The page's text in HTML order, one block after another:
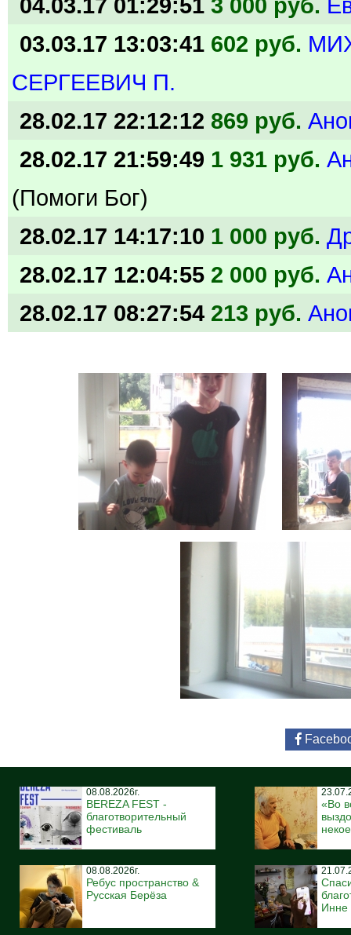
03.03.17 13:03:41 602 руб.
СЕРГЕЕВИЧ П.
28.02.17 22:12:12 869 руб.
28.02.17 21:59:49 1 931 руб.
(Помоги Бог)
28.02.17 14:17:10 1 000 руб.
28.02.17 12:04:55 2 000 руб.
28.02.17 08:27:54 213 руб.
08.08.2026г.
BEREZA FEST -
благотворительный
фестиваль
08.08.2026г.
Ребус пространство &
Русская Берёза
«Во
Инне